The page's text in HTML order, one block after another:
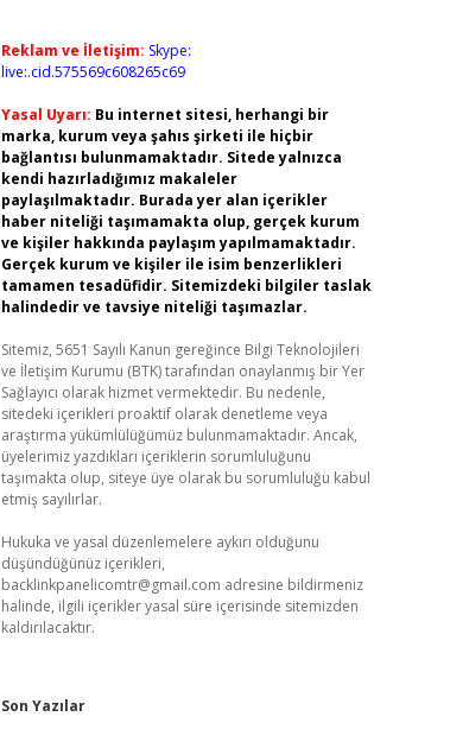
Reklam ve İletişim: Skype:
live:.cid.575569c608265c69
Yasal Uyarı: Bu internet sitesi, herhangi bir
marka, kurum veya şahıs şirketi ile hiçbir
bağlantısı bulunmamaktadır. Sitede yalnızca
kendi hazırladığımız makaleler
paylaşılmaktadır. Burada yer alan içerikler
haber niteliği taşımamakta olup, gerçek kurum
ve kişiler hakkında paylaşım yapılmamaktadır.
Gerçek kurum ve kişiler ile isim benzerlikleri
tamamen tesadüfidir. Sitemizdeki bilgiler taslak
halindedir ve tavsiye niteliği taşımazlar.
Sitemiz, 5651 Sayılı Kanun gereğince Bilgi Teknolojileri
ve İletişim Kurumu (BTK) tarafından onaylanmış bir Yer
Sağlayıcı olarak hizmet vermektedir. Bu nedenle,
sitedeki içerikleri proaktif olarak denetleme veya
araştırma yükümlülüğümüz bulunmamaktadır. Ancak,
üyelerimiz yazdıkları içeriklerin sorumluluğunu
taşımakta olup, siteye üye olarak bu sorumluluğu kabul
etmiş sayılırlar.
Hukuka ve yasal düzenlemelere aykırı olduğunu
düşündüğünüz içerikleri,
backlinkpanelicomtr@gmail.com adresine bildirmeniz
halinde, ilgili içerikler yasal süre içerisinde sitemizden
kaldırılacaktır.
Son Yazılar